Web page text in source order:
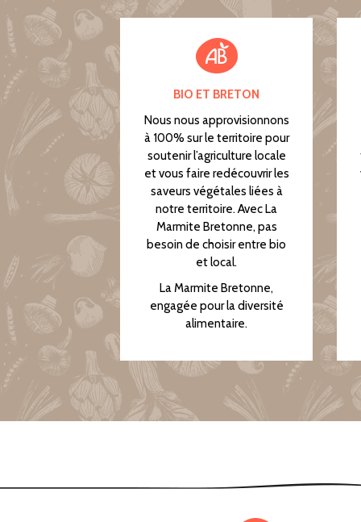
BIO ET BRETON
Nous nous approvisionnons
à 100% sur le territoire pour
soutenir l’agriculture locale
et vous faire redécouvrir les
saveurs végétales liées à
notre territoire. Avec La
Marmite Bretonne, pas
besoin de choisir entre bio
et local.
La Marmite Bretonne,
engagée pour la diversité
alimentaire.